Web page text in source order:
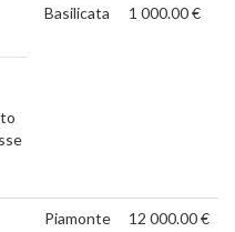
Basilicata 1 000.00 €
Piamonte 12 000.00 €